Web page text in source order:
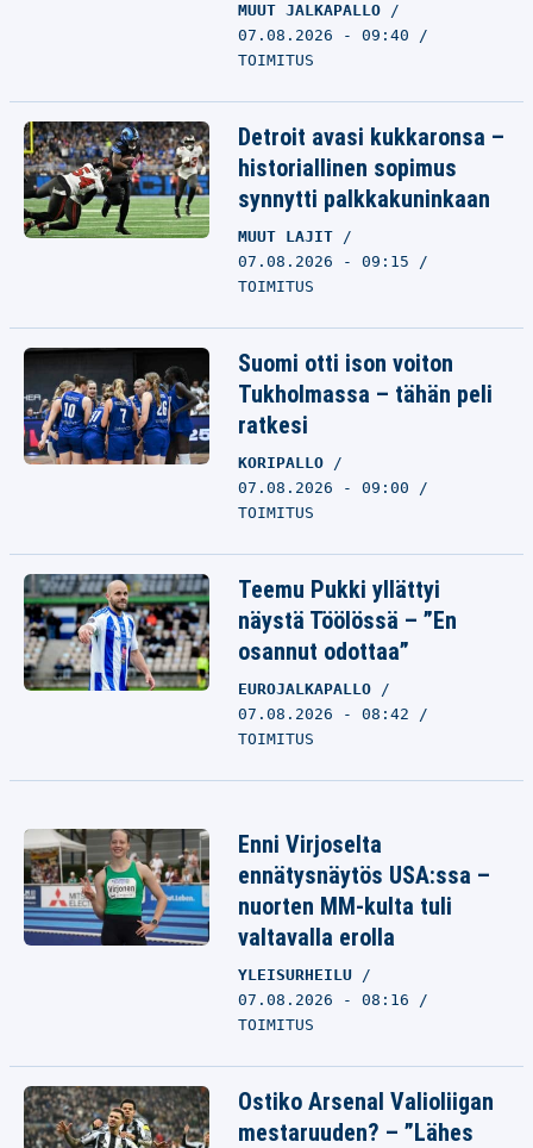
MUUT JALKAPALLO
07.08.2026 - 09:40
TOIMITUS
Detroit avasi kukkaronsa –
historiallinen sopimus
synnytti palkkakuninkaan
MUUT LAJIT
07.08.2026 - 09:15
TOIMITUS
Suomi otti ison voiton
Tukholmassa – tähän peli
ratkesi
KORIPALLO
07.08.2026 - 09:00
TOIMITUS
Teemu Pukki yllättyi
näystä Töölössä – ”En
osannut odottaa”
EUROJALKAPALLO
07.08.2026 - 08:42
TOIMITUS
Enni Virjoselta
ennätysnäytös USA:ssa –
nuorten MM-kulta tuli
valtavalla erolla
YLEISURHEILU
07.08.2026 - 08:16
TOIMITUS
Ostiko Arsenal Valioliigan
mestaruuden? – ”Lähes